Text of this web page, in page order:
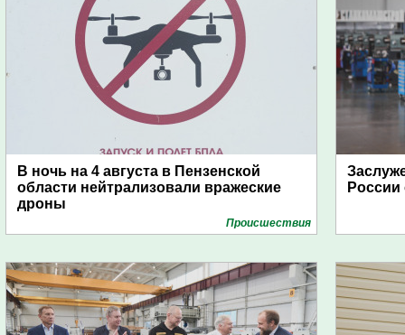
В ночь на 4 августа в Пензенской
области нейтрализовали вражеские
дроны
Проиcшествия
России